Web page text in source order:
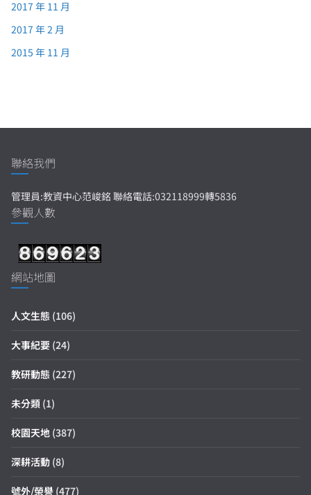
2017 年 11 月
2017 年 2 月
2015 年 11 月
聯絡我們
管理員:教資中心范峻銘 聯絡電話:032118999轉5836
參觀人數
網站地圖
人文生態 (106)
大事紀要 (24)
教研動態 (227)
未分類 (1)
校園天地 (387)
深耕活動 (8)
號外/榮譽 (477)